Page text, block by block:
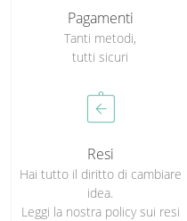
Pagamenti
Tanti metodi,
tutti sicuri
assignment_return
Resi
Hai tutto il diritto di cambiare
idea.
Leggi la nostra policy sui resi